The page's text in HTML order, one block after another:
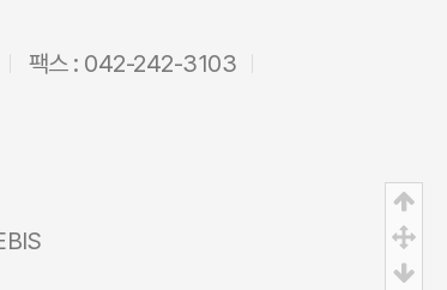
팩스 : 042-242-3103
상
중
하